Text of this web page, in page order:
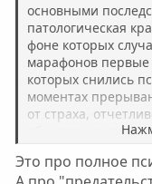
основными
патологическая
фоне которых
марафонов
которых снились
моментах
от страха,
обрывал контакты
в рц словил дикий
Это про полное